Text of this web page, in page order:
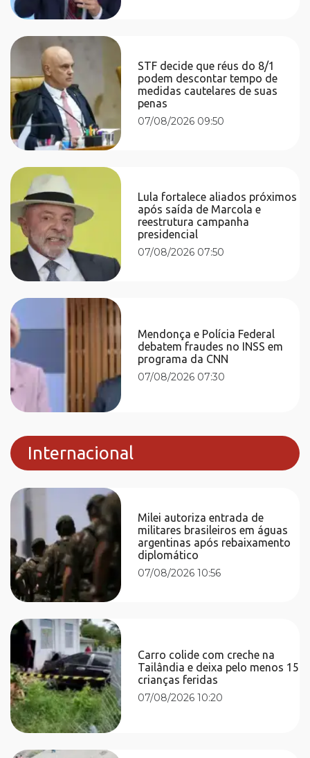
STF decide que réus do 8/1
podem descontar tempo de
medidas cautelares de suas
penas
07/08/2026 09:50
Lula fortalece aliados próximos
após saída de Marcola e
reestrutura campanha
presidencial
07/08/2026 07:50
Mendonça e Polícia Federal
debatem fraudes no INSS em
programa da CNN
07/08/2026 07:30
Internacional
Milei autoriza entrada de
militares brasileiros em águas
argentinas após rebaixamento
diplomático
07/08/2026 10:56
Carro colide com creche na
Tailândia e deixa pelo menos 15
crianças feridas
07/08/2026 10:20